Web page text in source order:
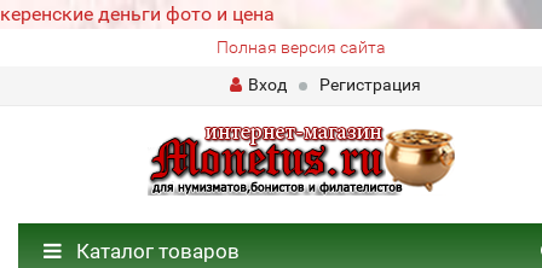
керенские деньги фото и цена
Полная версия сайта
Вход
Регистрация
Каталог товаров